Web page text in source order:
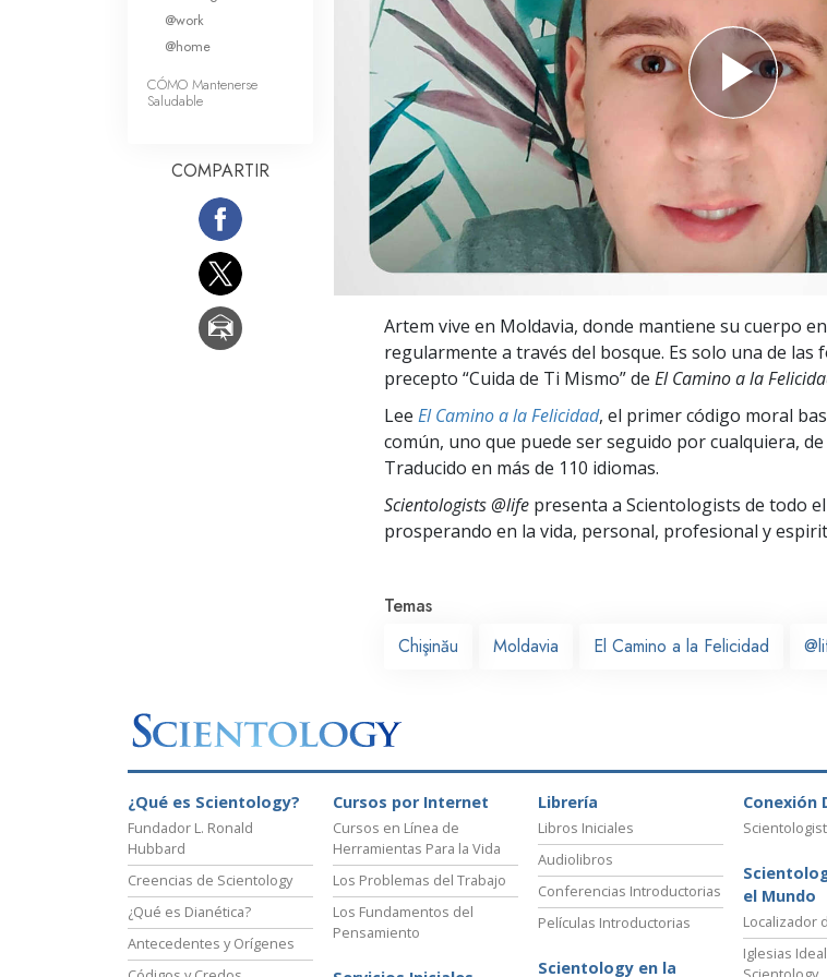
Amor y Odio: ¿Qué es Grandeza?
Artem vive en Moldavia, donde mantiene su cuerpo
regularmente a través del bosque. Es solo una de las
precepto “Cuida de Ti Mismo” de El Camino a la
Lee El Camino a la Felicidad, el primer código moral
común, uno que puede ser seguido por cualquiera,
Traducido en más de 110 idiomas.
Scientologists @life presenta a Scientologists de todo
prosperando en la vida, personal, profesional y
Temas
Chişinău
Moldavia El Camino a la Felicidad
@work
@home
CÓMO Mantenerse
Saludable
COMPARTIR
¿Qué es Scientology?
Fundador L. Ronald
Hubbard
Creencias de Scientology
¿Qué es Dianética?
Antecedentes y Orígenes
Cursos por Internet
Cursos en Línea de
Herramientas Para la Vida
Los Problemas del Trabajo
Los Fundamentos del
Pensamiento
Librería
Libros Iniciales
Audiolibros
Conferencias Introductorias
Películas Introductorias
Scientology en la
Conexión
el Mundo
Localizador
Iglesias